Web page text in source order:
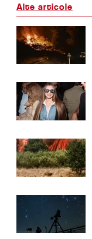
Alte articole